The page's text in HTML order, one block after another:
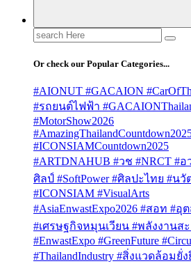
Search
for:
Or check our Popular Categories...
#AIONUT #GACAION
#รถยนต์ไฟฟ้า
#MotorShow2026
#ICONSIAMCountdown2025
#ARTDNAHUB #วช #NRCT #
ศิลป์ #SoftPower #ศิลปะไทย #
#ICONSIAM #VisualArts
#AsiaEnwastExpo2026 #สอท #
#เศรษฐกิจหมุนเวียน #พลังงานสะ
#EnwastExpo #GreenFuture
#ThailandIndustry #สิ่งแวดล้อมยั่